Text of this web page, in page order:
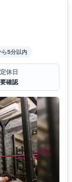
ら5分以内
定休日
要確認